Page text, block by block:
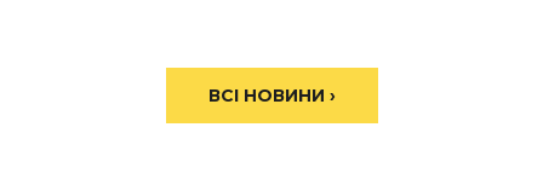
ВСІ НОВИНИ ›